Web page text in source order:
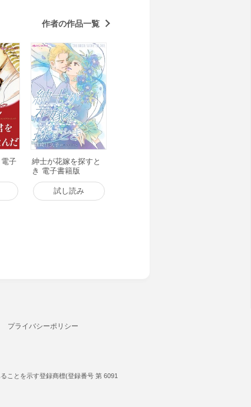
作者の作品一覧
子
紳士が花嫁を探すと
き 電子書籍版
試し読み
プライバシーポリシー
ことを示す登録商標(登録番号 第 6091